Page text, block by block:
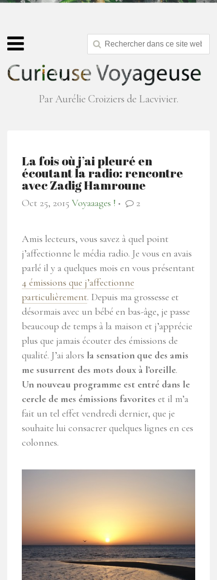
Par Aurélie Croiziers de Lacvivier.
La fois où j’ai pleuré en
écoutant la radio: rencontre
avec Zadig Hamroune
Oct 25, 2015 Voyaaages ! ● 2
Amis lecteurs, vous savez à quel point
j’affectionne le média radio. Je vous en avais
parlé il y a quelques mois en vous présentant
4 émissions que j’affectionne
particulièrement. Depuis ma grossesse et
désormais avec un bébé en bas-âge, je passe
beaucoup de temps à la maison et j’apprécie
plus que jamais écouter des émissions de
qualité. J’ai alors la sensation que des amis
me susurrent des mots doux à l’oreille.
Un nouveau programme est entré dans le
cercle de mes émissions favorites et il m’a
fait un tel effet vendredi dernier, que je
souhaite lui consacrer quelques lignes en ces
colonnes.